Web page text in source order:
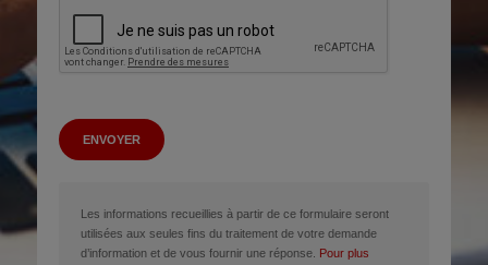
ENVOYER
Les informations recueillies à partir de ce formulaire seront
utilisées aux seules fins du traitement de votre demande
d’information et de vous fournir une réponse.
Pour plus